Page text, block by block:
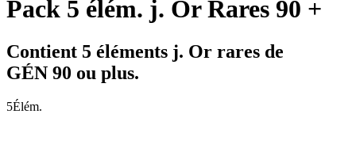
Pack 5 élém. j. Or Rares 90 +
Contient 5 éléments j. Or rares de
GÉN 90 ou plus.
5Élém.